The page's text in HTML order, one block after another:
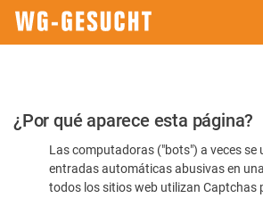
Por
favor,
confirme
¿Por qué aparece esta página?
Las computadoras ("bots") a veces se
entradas automáticas abusivas en
todos los sitios web utilizan Captchas